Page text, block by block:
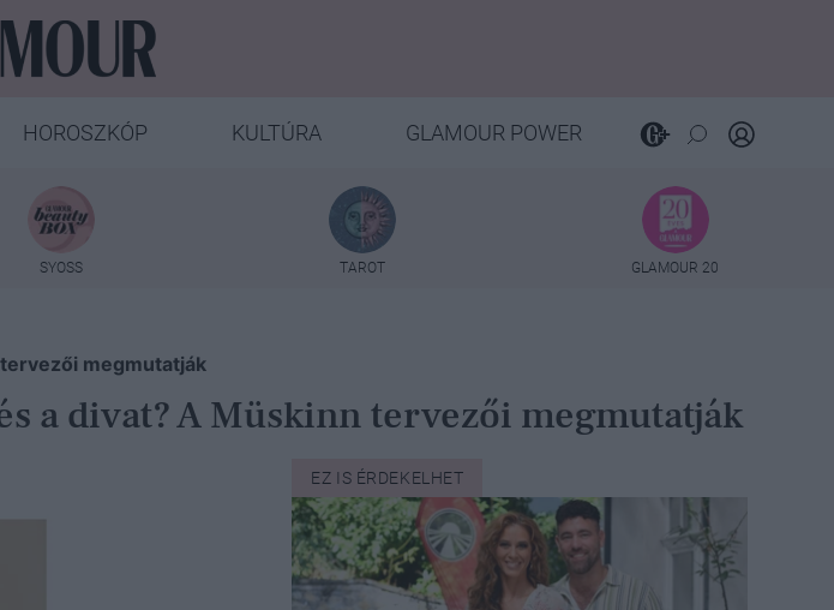
HOROSZKÓP KULTÚRA GLAMOUR POWER
SYOSS TAROT GLAMOUR 20
megmutatják
a divat? A Müskinn tervezői megmutatják
EZ IS ÉRDEKELHET